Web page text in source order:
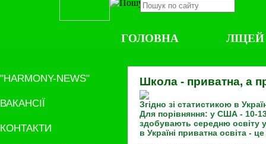
ГОЛОВНА ЛІЦЕЙ
"HARMONY-NEWS"
ВАКАНСІЇ
КОНТАКТИ
Школа - приватна, а
Згідно зі статистикою в
Для порівняння: у США - 10-
здобувають середню освіту
в Україні приватна освіта -